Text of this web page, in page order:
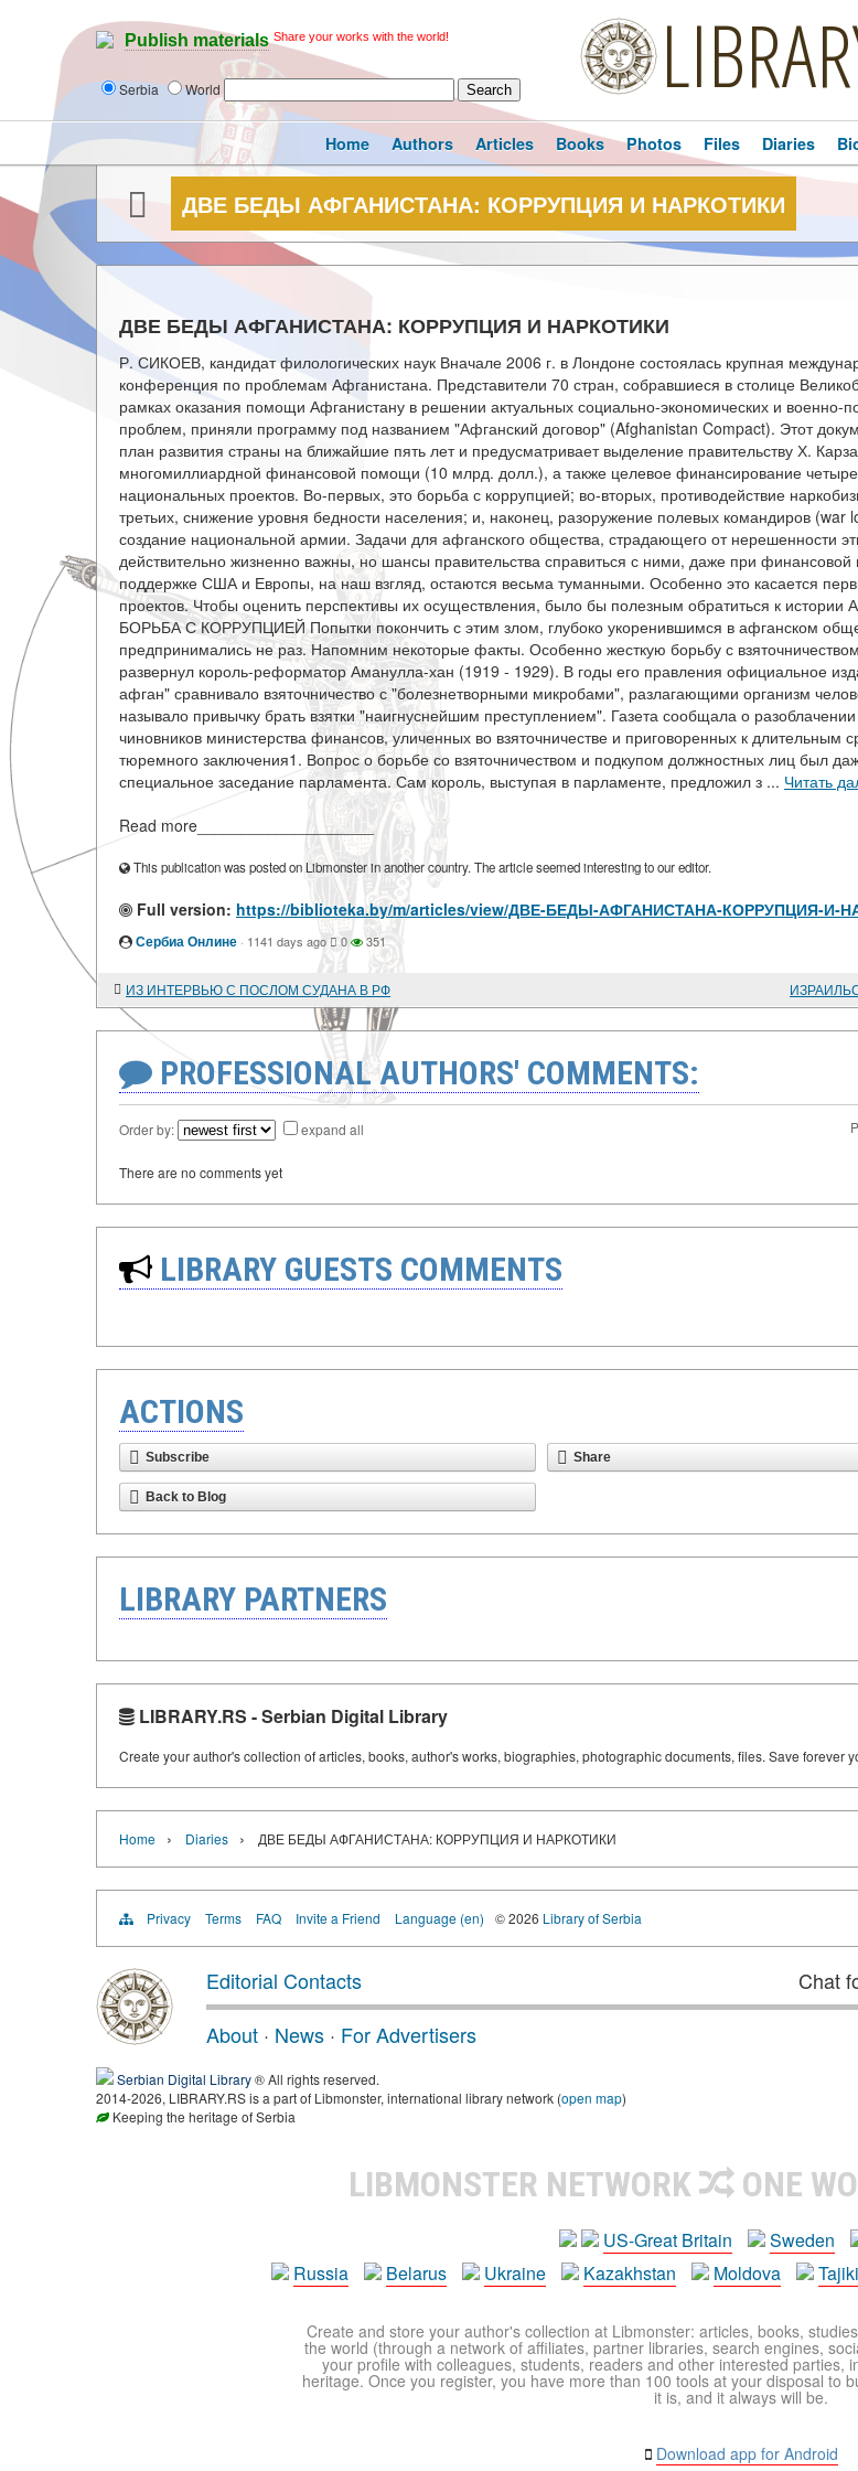
Publish materials Share your works with the world!
Serbia World
Home Authors Articles Books Photos Files Diaries
ДВЕ БЕДЫ АФГАНИСТАНА: КОРРУПЦИЯ И НАРКОТИКИ
ДВЕ БЕДЫ АФГАНИСТАНА: КОРРУПЦИЯ И НАРКОТИКИ
Р. СИКОЕВ, кандидат филологических наук Вначале 2006 г. в Лондоне состоялась крупная
конференция по проблемам Афганистана. Представители 70 стран, собравшиеся в столице
рамках оказания помощи Афганистану в решении актуальных социально-экономических и военно-
проблем, приняли программу под названием "Афганский договор" (Afghanistan Compact). Этот
план развития страны на ближайшие пять лет и предусматривает выделение правительству Х.
многомиллиардной финансовой помощи (10 млрд. долл.), а также целевое финансирование
национальных проектов. Во-первых, это борьба с коррупцией; во-вторых, противодействие
третьих, снижение уровня бедности населения; и, наконец, разоружение полевых командиров (war
создание национальной армии. Задачи для афганского общества, страдающего от нерешенности
действительно жизненно важны, но шансы правительства справиться с ними, даже при финансовой
поддержке США и Европы, на наш взгляд, остаются весьма туманными. Особенно это касается
проектов. Чтобы оценить перспективы их осуществления, было бы полезным обратиться к истории
БОРЬБА С КОРРУПЦИЕЙ Попытки покончить с этим злом, глубоко укоренившимся в афганском
предпринимались не раз. Напомним некоторые факты. Особенно жесткую борьбу с
развернул король-реформатор Аманулла-хан (1919 - 1929). В годы его правления официальное
афган" сравнивало взяточничество с "болезнетворными микробами", разлагающими организм
называло привычку брать взятки "наигнуснейшим преступлением". Газета сообщала о
чиновников министерства финансов, уличенных во взяточничестве и приговоренных к длительным
тюремного заключения1. Вопрос о борьбе со взяточничеством и подкупом должностных лиц был
специальное заседание парламента. Сам король, выступая в парламенте, предложил з ... Читать
Read more____________________
This publication was posted on Libmonster in another country. The article seemed interesting to our editor.
Full version: https://biblioteka.by/m/articles/view/ДВЕ-БЕДЫ-АФГАНИСТАНА-КОРРУПЦИЯ-И-
Сербиа Онлине · 1141 days ago 0 351
ИЗ ИНТЕРВЬЮ С ПОСЛОМ СУДАНА В РФ
PROFESSIONAL AUTHORS' COMMENTS:
Order by: expand all
There are no comments yet
LIBRARY GUESTS COMMENTS
ACTIONS
Subscribe Share
Back to Blog
LIBRARY PARTNERS
LIBRARY.RS - Serbian Digital Library
Create your author's collection of articles, books, author's works, biographies, photographic documents, files. Save forever
Home › Diaries › ДВЕ БЕДЫ АФГАНИСТАНА: КОРРУПЦИЯ И НАРКОТИКИ
Privacy Terms FAQ Invite a Friend Language (en) © 2026 Library of Serbia
Editorial Contacts Chat
About · News · For Advertisers
Serbian Digital Library® All rights reserved.
2014-2026, LIBRARY.RS is a part of Libmonster, international library network (open map)
Keeping the heritage of Serbia
LIBMONSTER NETWORK ONE
US-Great Britain Sweden
Russia
Belarus Ukraine Kazakhstan Moldova
Create and store your author's collection at Libmonster: articles, books,
the world (through a network of affiliates, partner libraries, search engines,
your profile with colleagues, students, readers and other interested parties,
heritage. Once you register, you have more than 100 tools at your disposal to
it is, and it always will be.
Download app for Android